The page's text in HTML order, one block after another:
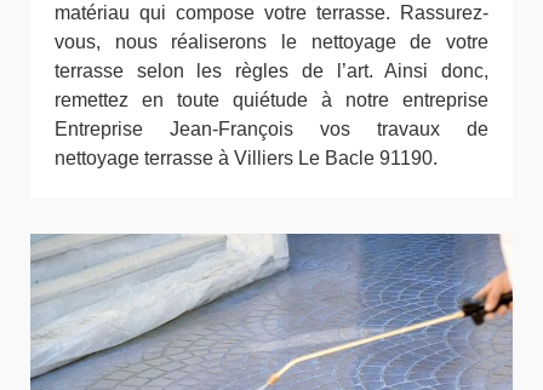
matériau qui compose votre terrasse. Rassurez-
vous, nous réaliserons le nettoyage de votre
terrasse selon les règles de l’art. Ainsi donc,
remettez en toute quiétude à notre entreprise
Entreprise Jean-François vos travaux de
nettoyage terrasse à Villiers Le Bacle 91190.